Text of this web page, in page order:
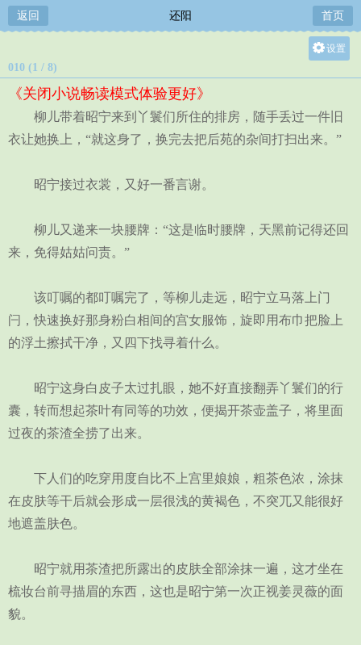
返回 还阳 首页
设置
中
小
010 (1 / 8)
《关闭小说畅读模式体验更好》
柳儿带着昭宁来到丫鬟们所住的排房，随手丢过一件旧
衣让她换上，“就这身了，换完去把后苑的杂间打扫出来。”
昭宁接过衣裳，又好一番言谢。
柳儿又递来一块腰牌：“这是临时腰牌，天黑前记得还回
来，免得姑姑问责。”
该叮嘱的都叮嘱完了，等柳儿走远，昭宁立马落上门
闩，快速换好那身粉白相间的宫女服饰，旋即用布巾把脸上
的浮土擦拭干净，又四下找寻着什么。
昭宁这身白皮子太过扎眼，她不好直接翻弄丫鬟们的行
囊，转而想起茶叶有同等的功效，便揭开茶壶盖子，将里面
过夜的茶渣全捞了出来。
下人们的吃穿用度自比不上宫里娘娘，粗茶色浓，涂抹
在皮肤等干后就会形成一层很浅的黄褐色，不突兀又能很好
地遮盖肤色。
昭宁就用茶渣把所露出的皮肤全部涂抹一遍，这才坐在
梳妆台前寻描眉的东西，这也是昭宁第一次正视姜灵薇的面
貌。